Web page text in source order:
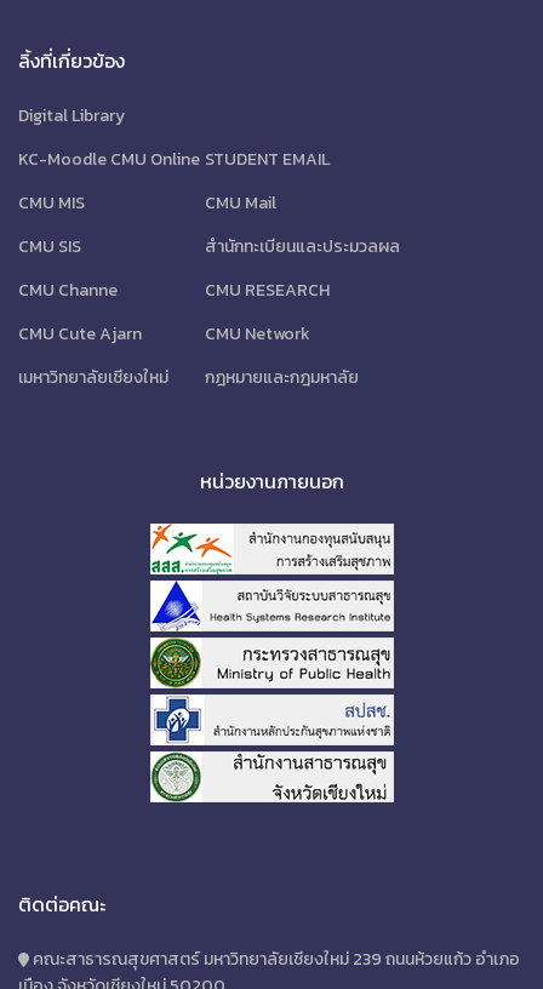
ลิ้งที่เกี่ยวข้อง
Digital Library
KC-Moodle CMU Online
CMU MIS
CMU SIS
CMU Channe
CMU Cute Ajarn
เมหาวิทยาลัยเชียงใหม่
STUDENT EMAIL
CMU Mail
สำนักทะเบียนและประมวลผล
CMU RESEARCH
CMU Network
กฎหมายและกฎมหาลัย
หน่วยงานภายนอก
ติดต่อคณะ
คณะสาธารณสุขศาสตร์ มหาวิทยาลัยเชียงใหม่ 239 ถนนห้วยแก้ว อำเภอ